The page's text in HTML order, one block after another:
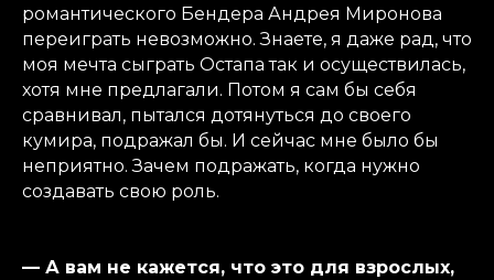
романтического Бендера Андрея Миронова
переиграть невозможно. Знаете, я даже рад, что
моя мечта сыграть Остапа так и осуществилась,
хотя мне предлагали. Потом я сам бы себя
сравнивал, пытался дотянуться до своего
кумира, подражал бы. И сейчас мне было бы
неприятно. Зачем подражать, когда нужно
создавать свою роль.
— А вам не кажется, что это для взрослых,